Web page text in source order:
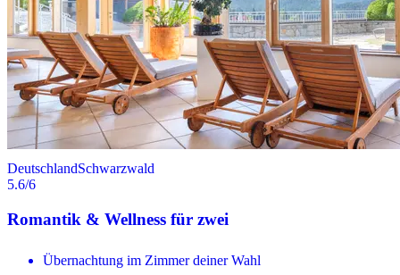
DeutschlandSchwarzwald
5.6/6
Romantik & Wellness für zwei
Übernachtung im Zimmer deiner Wahl